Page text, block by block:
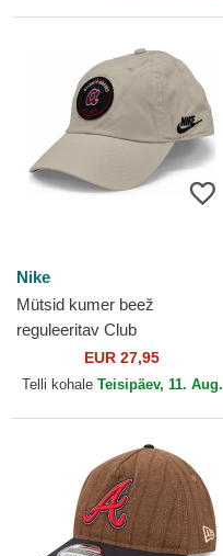
Nike
Mütsid kumer beež
reguleeritav Club
Unstructured Organic Cotton
Atlanta Braves MLB Nike
EUR 27,95
Telli kohale Teisipäev, 11. Aug.